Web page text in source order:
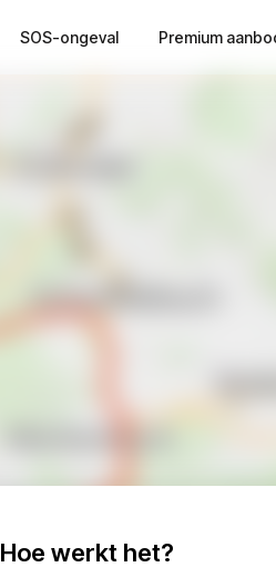
SOS-ongeval Premium
Hoe werkt het?